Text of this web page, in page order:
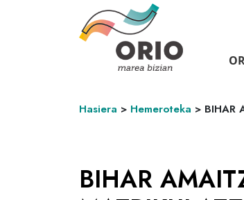
Hasiera > Hemeroteka > BIHAR
BIHAR